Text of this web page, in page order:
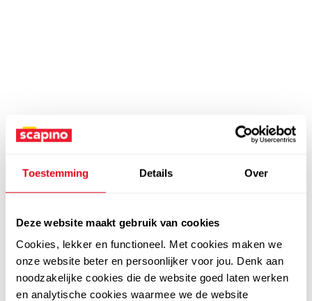
Toestemming Details Over
Deze website maakt gebruik van cookies
Cookies, lekker en functioneel. Met cookies maken we
onze website beter en persoonlijker voor jou. Denk aan
noodzakelijke cookies die de website goed laten werken
en analytische cookies waarmee we de website